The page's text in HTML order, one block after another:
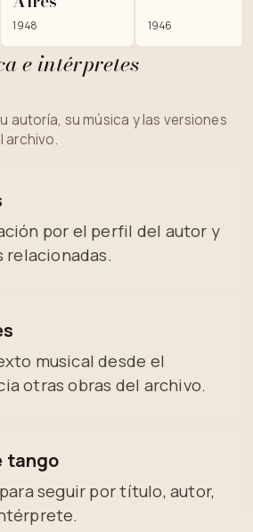
1948 1946
e intérpretes
autoría, su música y las versiones
archivo.
por el perfil del autor y
relacionadas.
musical desde el
otras obras del archivo.
tango
seguir por título, autor,